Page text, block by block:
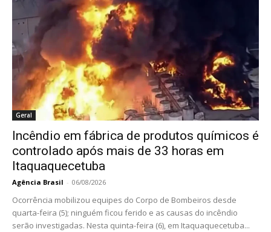
Geral
Incêndio em fábrica de produtos químicos é
controlado após mais de 33 horas em
Itaquaquecetuba
Agência Brasil - 06/08/2026
Ocorrência mobilizou equipes do Corpo de Bombeiros desde
quarta-feira (5); ninguém ficou ferido e as causas do incêndio
serão investigadas. Nesta quinta-feira (6), em Itaquaquecetuba...